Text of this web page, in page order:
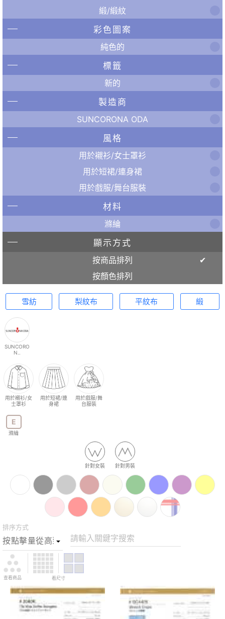
緞/緞紋
彩色圖案
純色的
標籤
新的
製造商
SUNCORONA ODA
風格
用於襯衫/女士罩衫
用於短裙/連身裙
用於戲服/舞台服裝
材料
滌綸
顯示方式
按商品排列
按顏色排列
雪紡 梨紋布 平紋布 緞
SUNCORO
N..
用於襯衫/女
士罩衫
用於短裙/連
身裙
用於戲服/舞
台服裝
E
滌綸
針對女裝 針對男裝
排序方式
請輸入關鍵字搜索
查看商品 看尺寸